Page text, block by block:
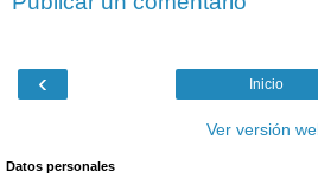
‹ Inicio
Ver versión
Datos personales